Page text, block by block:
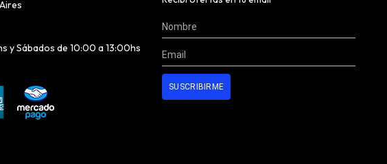
y Sábados de 10:00 a 13:00hs